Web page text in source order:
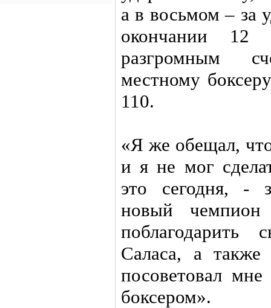
а в восьмом – за
окончании 12
разгромным
местному
110.
«Я же обещал,
и я не мог
это сегодня, -
новый
поблагодарить
Саласа, а
посоветовал
боксером».